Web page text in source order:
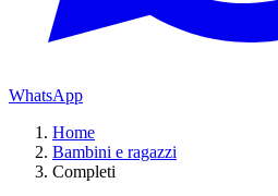
WhatsApp
Home
Bambini e ragazzi
Completi